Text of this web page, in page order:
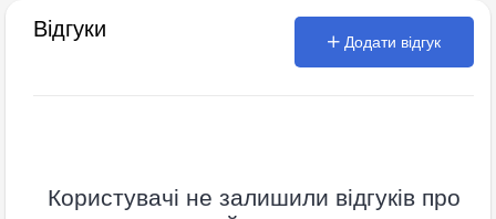
Відгуки
Додати відгук
Користувачі не залишили відгуків про